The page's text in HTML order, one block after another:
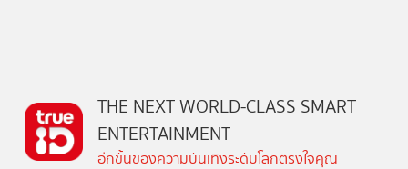
THE NEXT WORLD-CLASS SMART
ENTERTAINMENT
อีกขั้นของความบันเทิงระดับโลกตรงใจคุณ